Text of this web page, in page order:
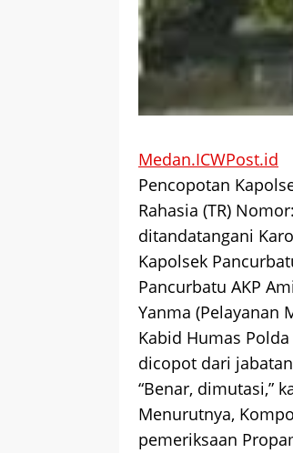
Medan.ICWPost.id
Pencopotan
Rahasia (TR)
ditandatangani
Kapolsek
Pancurbatu AKP
Yanma (Pelayanan
Kabid Humas
dicopot dari
“Benar, dimutasi,”
Menurutnya,
pemeriksaan